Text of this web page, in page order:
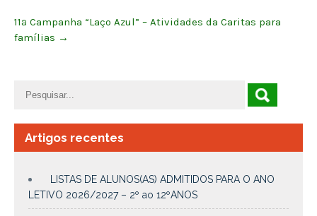
11ª Campanha “Laço Azul” – Atividades da Caritas para
famílias →
Artigos recentes
LISTAS DE ALUNOS(AS) ADMITIDOS PARA O ANO
LETIVO 2026/2027 – 2º ao 12ºANOS